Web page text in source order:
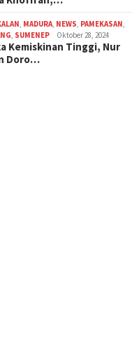
, MADURA, NEWS, PAMEKASAN,
, SUMENEP Oktober 28, 2024
Kemiskinan Tinggi, Nur
Doro…